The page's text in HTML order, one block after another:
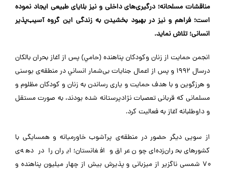
مناقشات مسلحانه؛ درگیری‌های داخلی و نیز بلایای طبیعی ايجاد نموده
است؛ فراهم و نیز در بهبود بخشیدن به زندگی این گروه آسیب‌پذیر
انسانی؛ تلاش نماید.
انجمن حمايت از زنان وكودكان پناهنده (حامي) پس از آغاز بحران بالكان
درسال ۱۹۹۲ و پس از اعمال جنايات بی‌شمار انساني در منطقه‌ی بوسنی
و هرزگوين و با هدف حمايت و ياری رساندن به زنان و كودكان مظلوم و
مسلمانی كه قربانی تعصبات نژادپرستانه شده بودند، به صورت مستقل
و داوطلبانه آغاز به فعاليت کرد.
از سویی ديگر حضور در منطقه‌ی پرآشوب خاورميانه و همسايگی با
كشورهای بحران‌زده‌ای چون عراق و افغانستان؛ ايران را در دهه‌ی
۷۰ شمسی ناگزیر از ميزبانی و پذيرش بيش از چهار ميليون پناهنده و